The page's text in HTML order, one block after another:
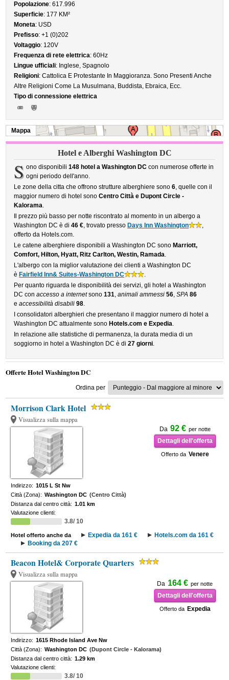
Popolazione: 617.996
Superficie: 177 KM²
Moneta: USD
Prefisso: +1 (0)202
Voltaggio: 120V
Frequenza di rete elettrica: 60Hz
Lingue ufficiali: Inglese, Spagnolo
Religioni: Cattolica E Protestante In Maggioranza. Sono Presenti Anche
Altre Religioni Come La Musulmana, Buddista, Ebraica, Ecc.
Tipo di connessione elettrica
Mappa
Hotel e Alberghi Washington DC
S ono disponibili 148 hotel a Washington DCcon numerose offerte in
ogni periodo dell'anno.
Le zone della citta che offrono strutture alberghiere sono6, quelle con il
maggior numero di hotel sonoCentro Città e Dupont Circle -
Kalorama.
Il prezzo più basso per notte riscontrato al momento in un albergo a
Washington DC è di46 €, trovato presso Days Inn Washington
,
offerto da Hotels.com.
Le catene alberghiere disponibili a Washington DC sono Marriott,
Comfort, Hilton, Hyatt, Ritz Carlton, Westin, Ramada.
L'albergo con la miglior valutazione dei clienti a Washington DC
è Fairfield Inn& Suites-Washington DC
.
Per quanto riguarda le disponibilità dei servizi, gli hotel a Washington
DC conaccesso a internetsono131,animali ammessi 56,SPA 86
eaccessibilità disabili 98.
I consolidatori alberghieri che presentano il maggior numero di hotel a
Washington DC attualmente sono Hotels.com e Expedia.
In relazione alle statistiche di permanenza, la durata media di un
soggiorno in hotel a Washington DC è di27 giorni.
Offerte Hotel Washington DC
Ordina per
Morrison Clark Hotel
Visualizza sulla mappa
Da 92 € per notte
Dettagli dell'offerta
Offerto da Venere
Indirizzo: 1015 L St Nw
Città (Zona): Washington DC (Centro Città)
Distanza dal centro città: 1.01 km
Valutazione clienti:
3.8/ 10
Hotel offerto anche da Expedia da 161 €
Hotels.com da 161 €
Booking da 207 €
Beacon Hotel& Corporate Quarters
Visualizza sulla mappa
Da 164 € per notte
Dettagli dell'offerta
Offerto da Expedia
Indirizzo: 1615 Rhode Island Ave Nw
Città (Zona): Washington DC (Dupont Circle - Kalorama)
Distanza dal centro città: 1.29 km
Valutazione clienti:
3.8/ 10